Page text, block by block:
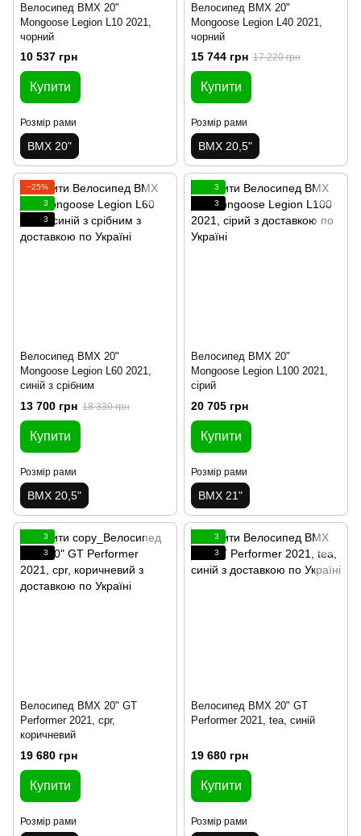
Велосипед BMX 20"
Mongoose Legion L10 2021,
чорний
10 537 грн
Купити
Розмір рами
BMX 20"
Велосипед BMX 20"
Mongoose Legion L40 2021,
чорний
15 744 грн 17 220 грн
Купити
Розмір рами
BMX 20,5"
−25%
3
3
Велосипед BMX 20"
Mongoose Legion L60 2021,
синій з срібним
13 700 грн 18 330 грн
Купити
Розмір рами
BMX 20,5"
3
3
Велосипед BMX 20"
Mongoose Legion L100 2021,
сірий
20 705 грн
Купити
Розмір рами
BMX 21"
3
3
Велосипед BMX 20" GT
Performer 2021, cpr,
коричневий
19 680 грн
Купити
Розмір рами
3
3
Велосипед BMX 20" GT
Performer 2021, tea, синій
19 680 грн
Купити
Розмір рами